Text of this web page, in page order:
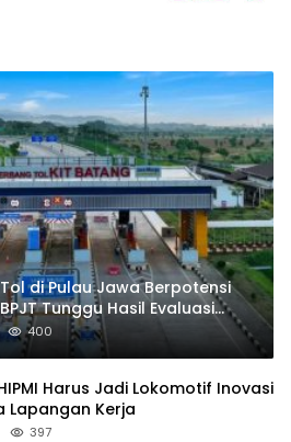
di Pulau Jawa Berpotensi
Tunggu Hasil Evaluasi
400
Harus Jadi Lokomotif Inovasi
Lapangan Kerja
397